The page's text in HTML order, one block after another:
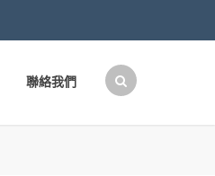
聯絡我們